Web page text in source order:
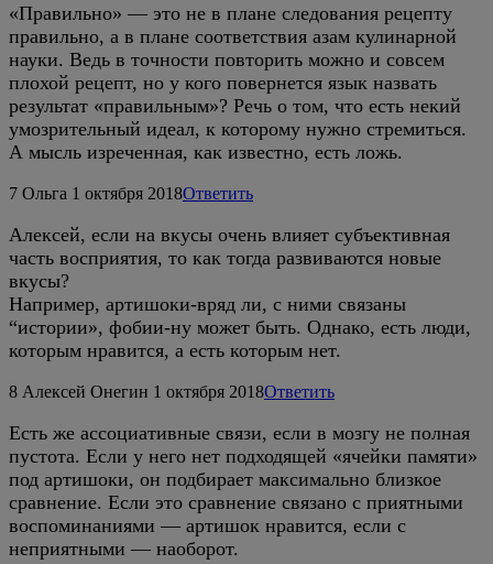
«Правильно» — это не в плане следования рецепту
правильно, а в плане соответствия азам кулинарной
науки. Ведь в точности повторить можно и совсем
плохой рецепт, но у кого повернется язык назвать
результат «правильным»? Речь о том, что есть некий
умозрительный идеал, к которому нужно стремиться.
А мысль изреченная, как известно, есть ложь.
7 Ольга 1 октября 2018Ответить
Алексей, если на вкусы очень влияет субъективная
часть восприятия, то как тогда развиваются новые
вкусы?
Например, артишоки-вряд ли, с ними связаны
“истории», фобии-ну может быть. Однако, есть люди,
которым нравится, а есть которым нет.
8 Алексей Онегин 1 октября 2018Ответить
Есть же ассоциативные связи, если в мозгу не полная
пустота. Если у него нет подходящей «ячейки памяти»
под артишоки, он подбирает максимально близкое
сравнение. Если это сравнение связано с приятными
воспоминаниями — артишок нравится, если с
неприятными — наоборот.